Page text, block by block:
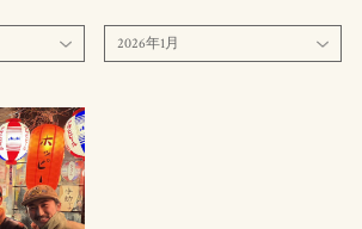
2026年1月